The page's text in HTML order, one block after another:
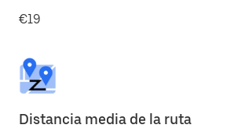
€19
Distancia media de la ruta